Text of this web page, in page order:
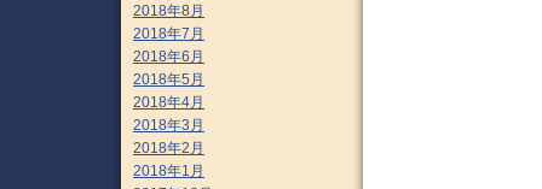
2018年8月
2018年7月
2018年6月
2018年5月
2018年4月
2018年3月
2018年2月
2018年1月